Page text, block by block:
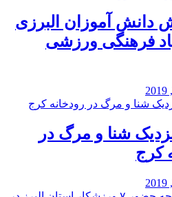
آموزان البرزی
فرهنگی ورزشی
شنا و مرگ در
کرج